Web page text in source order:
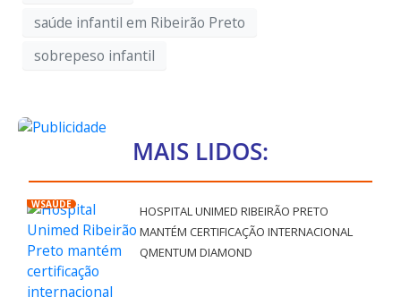
saúde infantil em Ribeirão Preto
sobrepeso infantil
MAIS LIDOS:
WSAÚDE
HOSPITAL UNIMED RIBEIRÃO PRETO
MANTÉM CERTIFICAÇÃO INTERNACIONAL
QMENTUM DIAMOND